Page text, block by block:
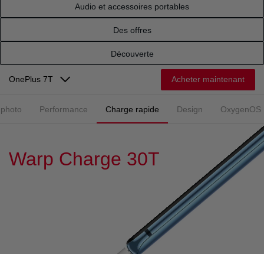
Audio et accessoires portables
Des offres
Découverte
OnePlus 7T Acheter maintenant
Performance Charge rapide Design OxygenOS
Warp Charge 30T